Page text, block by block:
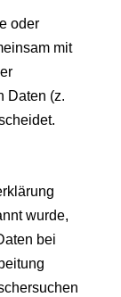
oder
mit
Daten (z.
wurde,
bei